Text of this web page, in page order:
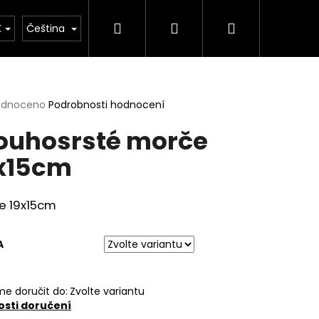
Čeština Hledat PřihlášeníNákupní
Podrobnosti hodnocení
morče
19x15cm
doručit do: Zvolte variantu
doručení